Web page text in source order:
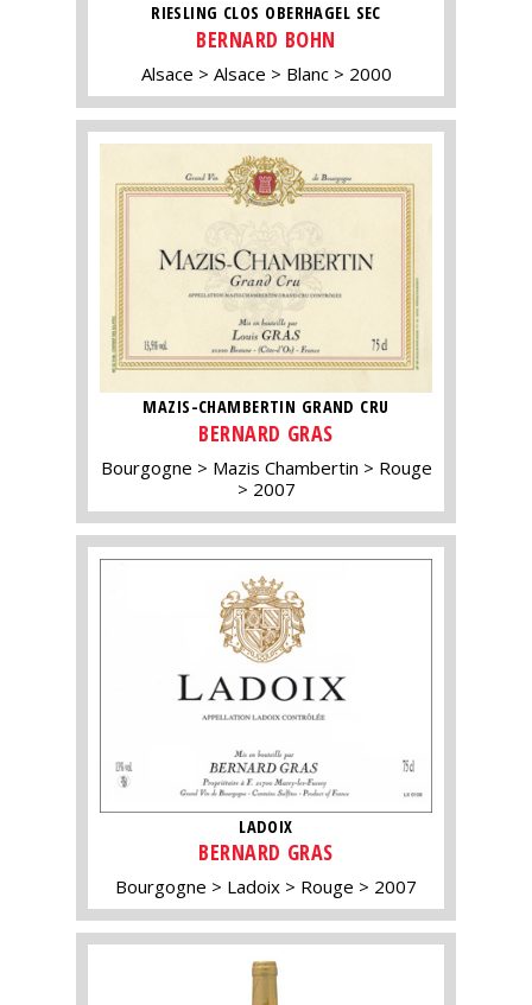
RIESLING CLOS OBERHAGEL SEC
BERNARD BOHN
Alsace Alsace Blanc 2000
MAZIS-CHAMBERTIN GRAND CRU
BERNARD GRAS
Bourgogne Mazis Chambertin
Rouge
2007
LADOIX
BERNARD GRAS
Bourgogne Ladoix Rouge 2007